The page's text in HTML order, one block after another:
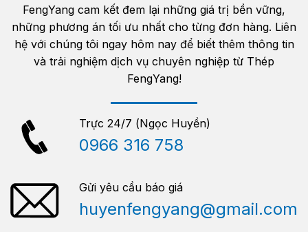
FengYang cam kết đem lại những giá trị bền vững,
những phương án tối ưu nhất cho từng đơn hàng. Liên
hệ với chúng tôi ngay hôm nay để biết thêm thông tin
và trải nghiệm dịch vụ chuyên nghiệp từ Thép
FengYang!
Trực 24/7 (Ngọc Huyền)
0966 316 758
Gửi yêu cầu báo giá
huyenfengyang@gmail.com